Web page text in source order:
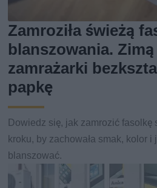
Zamroziła świeżą
blanszowania. Zimą
zamrażarki
papkę
Dowiedz się, jak zamrozić fasolkę
kroku, by zachowała smak, kolor
blanszować.